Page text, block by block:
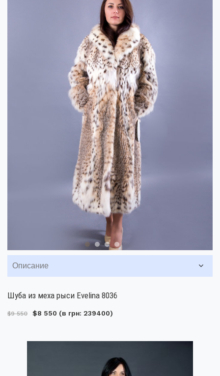
Описание
Шуба из меха рыси Evelina 8036
$9 550 $8 550 (в грн: 239400)